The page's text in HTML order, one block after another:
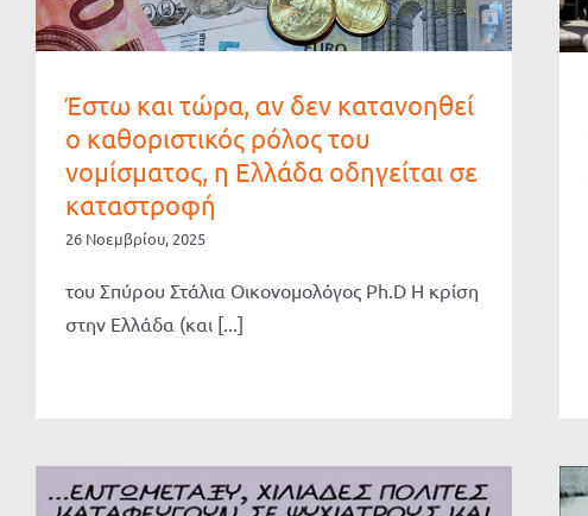
Έστω και τώρα, αν δεν κατανοηθεί
ο καθοριστικός ρόλος του
νομίσματος, η Ελλάδα οδηγείται σε
καταστροφή
26 Νοεμβρίου, 2025
του Σπύρου Στάλια Οικονομολόγος Ph.D H κρίση
στην Ελλάδα (και [...]